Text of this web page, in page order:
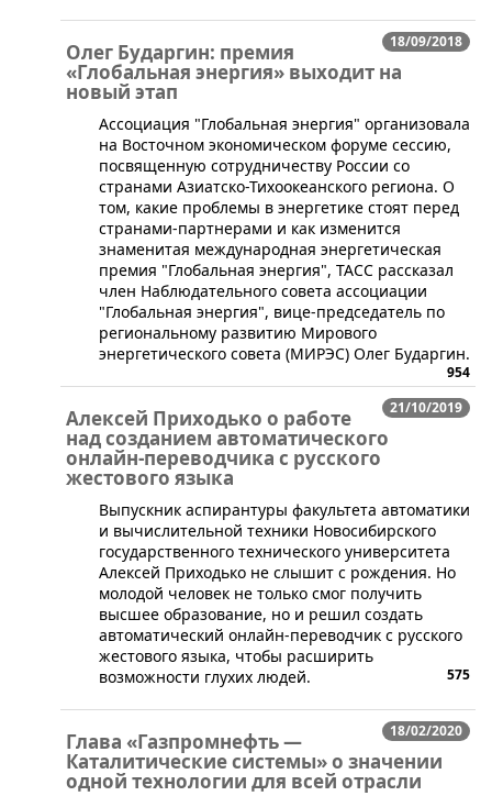
18/09/2018
Олег Бударгин: премия
«Глобальная энергия» выходит на
новый этап
​Ассоциация "Глобальная энергия" организовала
на Восточном экономическом форуме сессию,
посвященную сотрудничеству России со
странами Азиатско-Тихоокеанского региона. О
том, какие проблемы в энергетике стоят перед
странами-партнерами и как изменится
знаменитая международная энергетическая
премия "Глобальная энергия", ТАСС рассказал
член Наблюдательного совета ассоциации
"Глобальная энергия", вице-председатель по
региональному развитию Мирового
энергетического совета (МИРЭС) Олег Бударгин.
954
21/10/2019
Алексей Приходько о работе
над созданием автоматического
онлайн-переводчика с русского
жестового языка
Выпускник аспирантуры факультета автоматики
и вычислительной техники Новосибирского
государственного технического университета
Алексей Приходько не слышит с рождения. Но
молодой человек не только смог получить
высшее образование, но и решил создать
автоматический онлайн-переводчик с русского
жестового языка, чтобы расширить
возможности глухих людей.
575
18/02/2020
Глава «Газпромнефть —
Каталитические системы» о значении
одной технологии для всей отрасли